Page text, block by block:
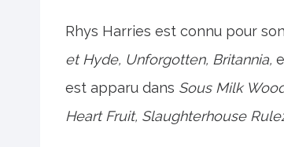
Rhys Harries est connu pour
et Hyde, Unforgotten, Britannia,
est apparu dans Sous Milk
Heart Fruit, Slaughterhouse